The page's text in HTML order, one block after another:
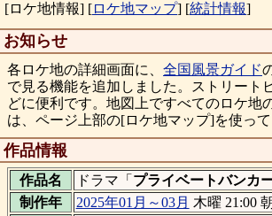
[ロケ地情報] [ロケ地マップ] [統計情報]
お知らせ
各ロケ地の詳細画面に、 全国風景ガイド
で見る機能を追加しました。ストリート
どに便利です。地図上ですべてのロケ地
は、ページ上部の[ロケ地マップ]を使って
作品情報
作品名 ドラマ「 プライベートバンカ
制作年
2025年01月～03月 木曜 21:00